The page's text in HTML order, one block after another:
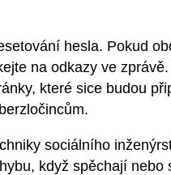
hesla. Pokud
na odkazy ve
které sice budou
sociálního
když spěchají